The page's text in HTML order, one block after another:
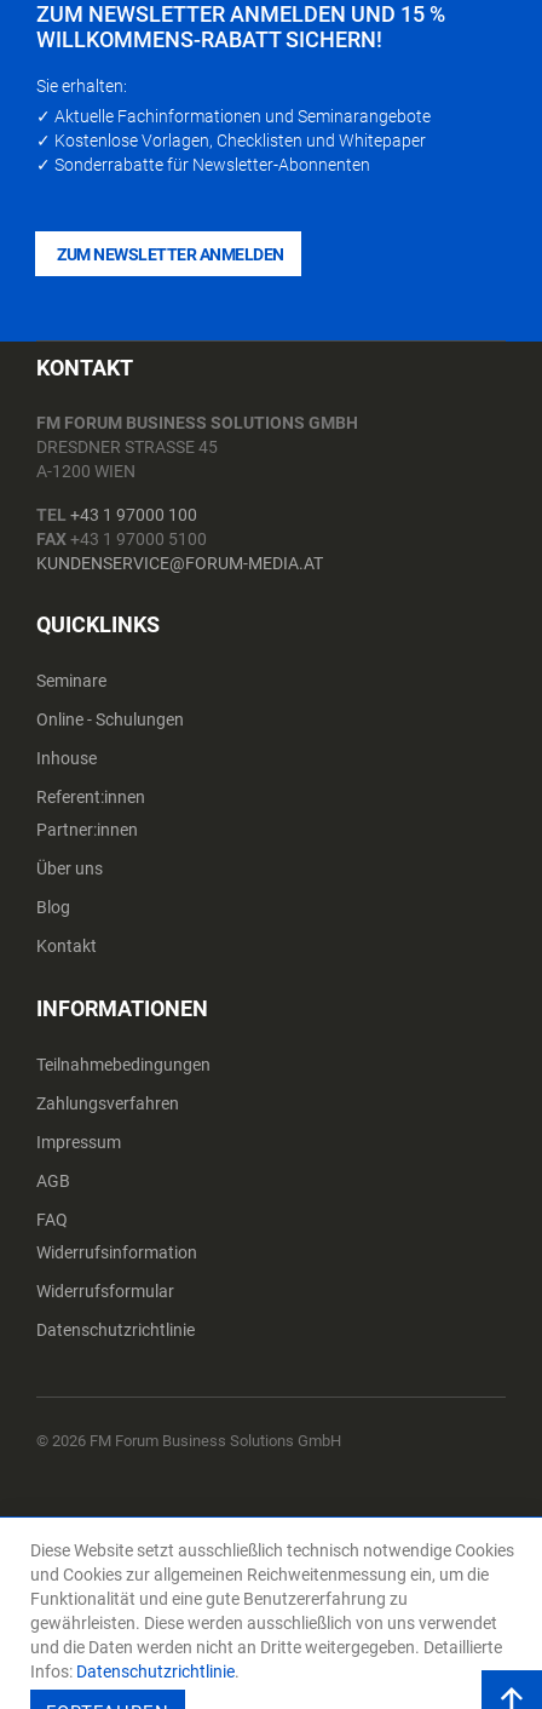
ZUM NEWSLETTER ANMELDEN UND 15 %
WILLKOMMENS-RABATT SICHERN!
Sie erhalten:
✓ Aktuelle Fachinformationen und Seminarangebote
✓ Kostenlose Vorlagen, Checklisten und Whitepaper
✓ Sonderrabatte für Newsletter-Abonnenten
ZUM NEWSLETTER ANMELDEN
KONTAKT
FM FORUM BUSINESS SOLUTIONS GMBH
DRESDNER STRASSE 45
A-1200 WIEN
TEL +43 1 97000 100
FAX+43 1 97000 5100
KUNDENSERVICE@FORUM-MEDIA.AT
QUICKLINKS
Seminare
Online - Schulungen
Inhouse
Referent:innen
Partner:innen
Über uns
Blog
Kontakt
INFORMATIONEN
Teilnahmebedingungen
Zahlungsverfahren
Impressum
AGB
FAQ
Widerrufsinformation
Widerrufsformular
Datenschutzrichtlinie
© 2026 FM Forum Business Solutions GmbH
Diese Website setzt ausschließlich technisch notwendige Cookies
und Cookies zur allgemeinen Reichweitenmessung ein, um die
Funktionalität und eine gute Benutzererfahrung zu
gewährleisten. Diese werden ausschließlich von uns verwendet
und die Daten werden nicht an Dritte weitergegeben. Detaillierte
Infos: Datenschutzrichtlinie.